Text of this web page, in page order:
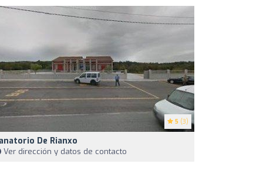
5 (3)
De Rianxo
Ver dirección y datos de contacto